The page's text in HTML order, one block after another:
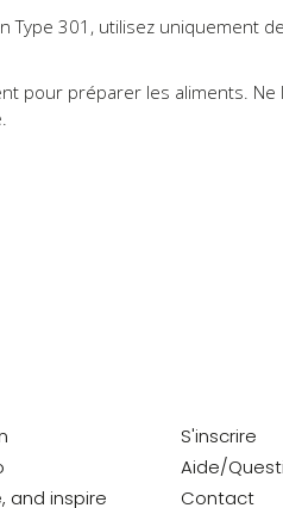
Type 301, utilisez uniquement
pour préparer les aliments.
and inspire
S'inscrire
Aide/
Contact